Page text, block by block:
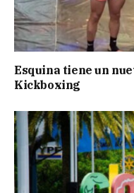
Esquina tiene un
Kickboxing